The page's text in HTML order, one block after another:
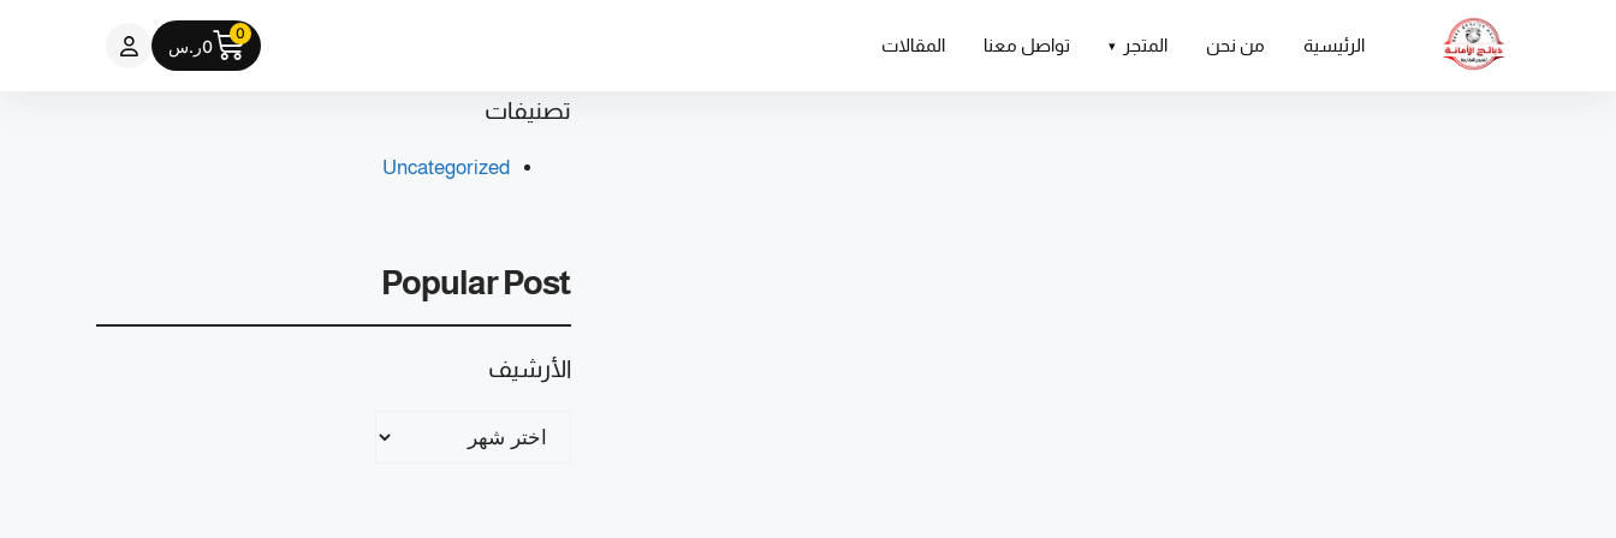
الرئيسية من نحن المتجر تواصل معنا المقالات 0ر.س
0
تصنيفات
Uncategorized
Popular Post
الأرشيف